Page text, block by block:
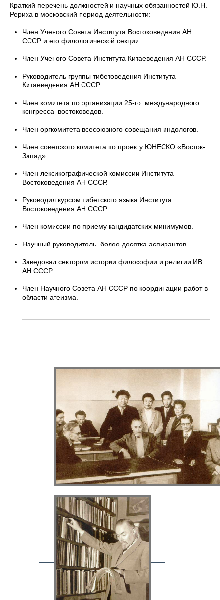
Краткий перечень должностей и научных обязанностей Ю.Н.
Рериха в московский период деятельности:
Член Ученого Совета Института Востоковедения АН
СССР и его филологической секции.
Член Ученого Совета Института Китаеведения АН СССР.
Руководитель группы тибетоведения Института
Китаеведения АН СССР.
Член комитета по организации 25-го международного
конгресса востоковедов.
Член оргкомитета всесоюзного совещания индологов.
Член советского комитета по проекту ЮНЕСКО «Восток-
Запад».
Член лексикографической комиссии Института
Востоковедения АН СССР.
Руководил курсом тибетского языка Института
Востоковедения АН СССР.
Член комиссии по приему кандидатских минимумов.
Научный руководитель более десятка аспирантов.
Заведовал сектором истории философии и религии ИВ
АН СССР.
Член Научного Совета АН СССР по координации работ в
области атеизма.